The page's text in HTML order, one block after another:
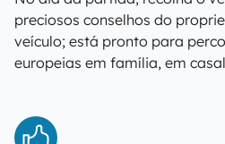
preciosos conselhos do
veículo; está pronto para
europeias em família, em